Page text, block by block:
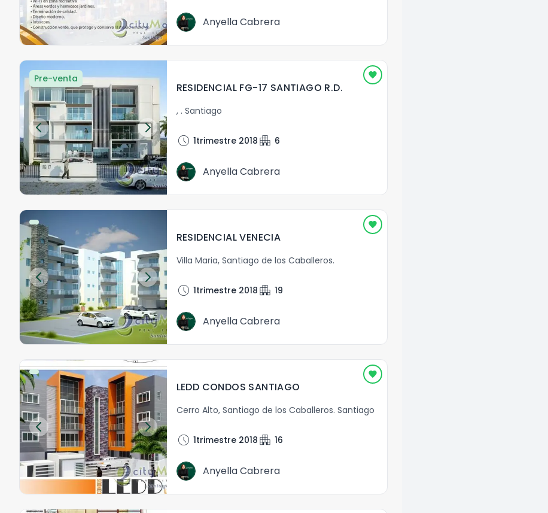
Anyella Cabrera
Pre-venta
RESIDENCIAL FG-17 SANTIAGO R.D.
, . Santiago
schedule 1trimestre 2018 apartment 6
Anyella Cabrera
RESIDENCIAL VENECIA
Villa Maria, Santiago de los Caballeros.
schedule 1trimestre 2018 apartment 19
Anyella Cabrera
LEDD CONDOS SANTIAGO
Cerro Alto, Santiago de los Caballeros. Santiago
schedule 1trimestre 2018 apartment 16
Anyella Cabrera